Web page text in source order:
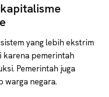
yang lebih ekstrim
karena pemerintah
Pemerintah juga
warga negara.